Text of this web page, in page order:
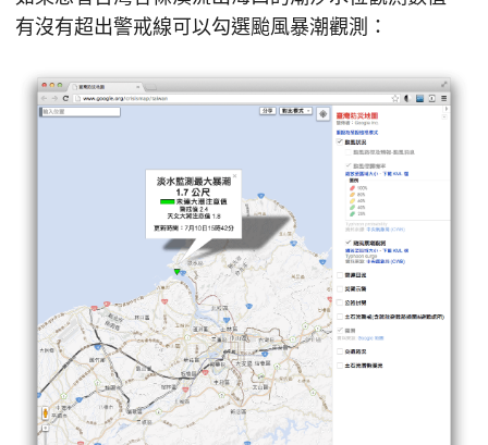
有沒有超出警戒線可以勾選颱風暴潮觀測：